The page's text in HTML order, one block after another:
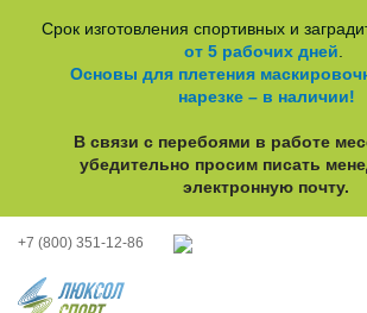
Срок изготовления спортивных и
от 5 рабочих дней
Основы для плетения
нарезке – в наличии!
В связи с перебоями в работе
убедительно просим писать
электронную почту.
+7 (800) 351-12-86